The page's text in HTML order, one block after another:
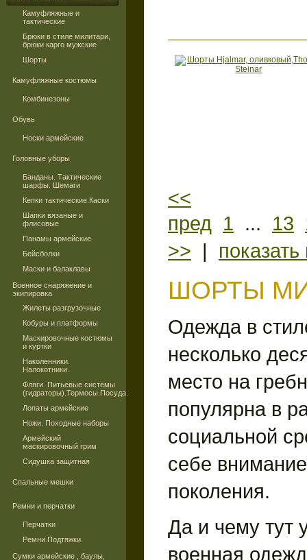
Камуфляжные и
тактические
Брюки в стиле милитари,
брюки карго мужские
Шорты
Камуфляжные костюмы
Комбинезоны
Обувь
Носки армейские
Головные уборы
Банданы. Тактические
шарфы. Шемаги
Кепки тактические.Каски
Шапки вязаные и
флисовые
Панамы армейские
Бейсболки
Маски и балаклавы
Военное снаряжение и
экипировка
Жилеты разгрузочные
Кобуры и платформы
Маскировочные костюмы
и куртки
Наколенники.
Налокотники.
Фляги. Питьевые системы
(гидраторы).Термосы.Посуда.
Лопаты армейские
Ножи. Походные наборы
Армейский
маскировочный грим
Сидушка защитная
Спальные мешки
Ремни и перчатки
Перчатки
Ремни.Подтяжки.
Сумки армейские , баулы,
<<
пред 1 ... 13
>> | показать
ШОРТЫ
Одежда в
несколько
место на
популярна в
социальной
себе
поколения.
Да и чему тут
военная